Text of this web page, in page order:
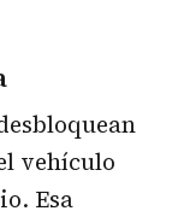
vehículo
Esa